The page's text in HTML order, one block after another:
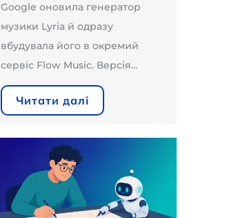
Google оновила генератор
музики Lyria й одразу
вбудувала його в окремий
сервіс Flow Music. Версія...
Читати далі